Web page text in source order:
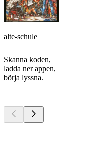
alte-schule
Skanna koden,
ladda ner appen,
börja lyssna.